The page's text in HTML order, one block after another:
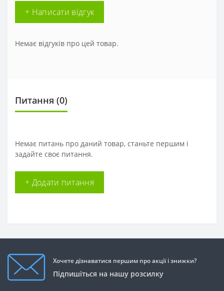
+ Написати відгук
Немає відгуків про цей товар.
Питання (0)
Немає питань про даний товар, станьте першим і
задайте своє питання.
+ Додати питання
Хочете дізнаватися першим про акції і знижки?
Підпишіться на нашу розсилку